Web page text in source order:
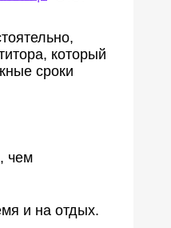
который
сроки
чем
и на отдых.